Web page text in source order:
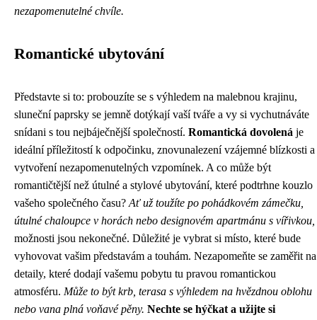
nezapomenutelné chvíle.
Romantické ubytování
Představte si to: probouzíte se s výhledem na malebnou krajinu,
sluneční paprsky se jemně dotýkají vaší tváře a vy si vychutnáváte
snídani s tou nejbáječnější společností. Romantická dovolená je
ideální příležitostí k odpočinku, znovunalezení vzájemné blízkosti a
vytvoření nezapomenutelných vzpomínek. A co může být
romantičtější než útulné a stylové ubytování, které podtrhne kouzlo
vašeho společného času? Ať už toužíte po pohádkovém zámečku,
útulné chaloupce v horách nebo designovém apartmánu s vířivkou,
možnosti jsou nekonečné. Důležité je vybrat si místo, které bude
vyhovovat vašim představám a touhám. Nezapomeňte se zaměřit na
detaily, které dodají vašemu pobytu tu pravou romantickou
atmosféru. Může to být krb, terasa s výhledem na hvězdnou oblohu
nebo vana plná voňavé pěny. Nechte se hýčkat a užijte si